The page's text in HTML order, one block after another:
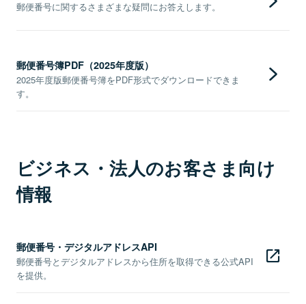
郵便番号に関するさまざまな疑問にお答えします。
郵便番号簿PDF（2025年度版）
2025年度版郵便番号簿をPDF形式でダウンロードできま
す。
ビジネス・法人のお客さま向け
情報
郵便番号・デジタルアドレスAPI
郵便番号とデジタルアドレスから住所を取得できる公式API
を提供。